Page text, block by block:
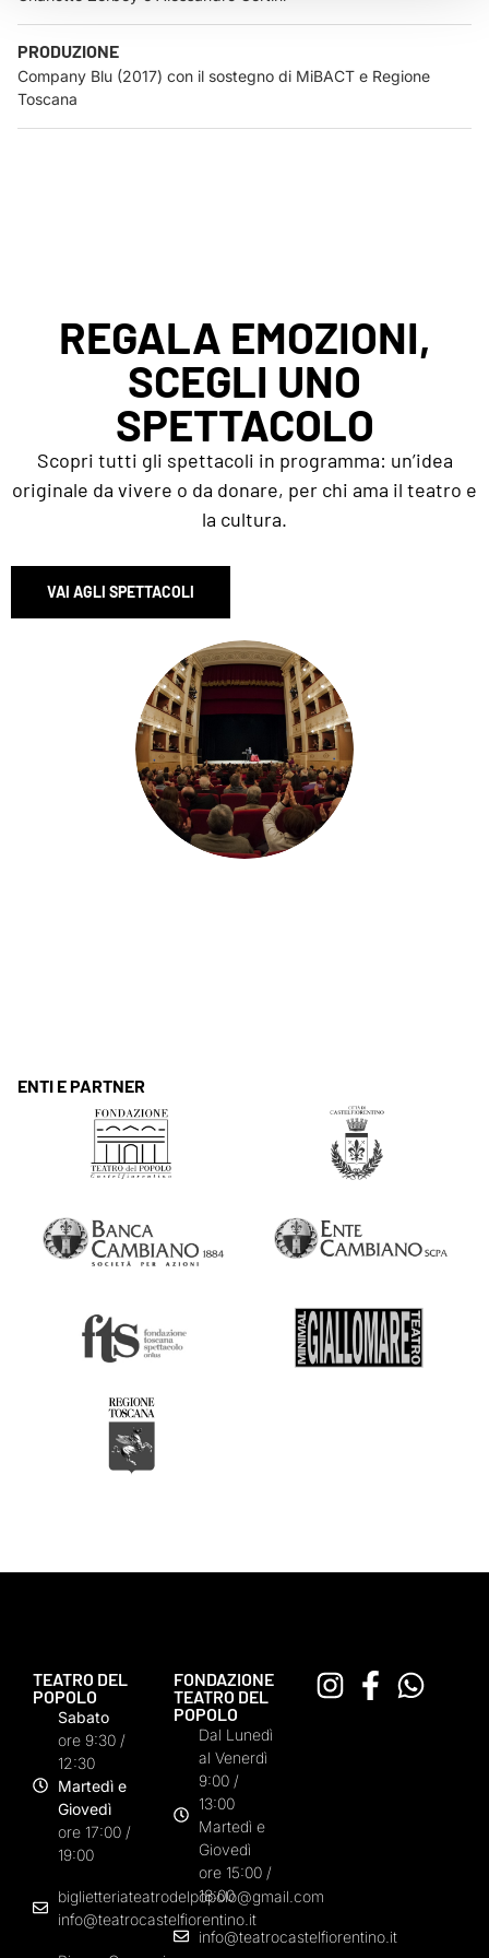
PRODUZIONE
Company Blu (2017) con il sostegno di MiBACT e Regione
Toscana
REGALA EMOZIONI,
SCEGLI UNO
SPETTACOLO
Scopri tutti gli spettacoli in programma: un’idea
originale da vivere o da donare, per chi ama il teatro e
la cultura.
VAI AGLI SPETTACOLI
ENTI E PARTNER
TEATRO DEL
POPOLO
Sabato
ore 9:30 /
12:30
Martedì e
Giovedì
ore 17:00 /
19:00
biglietteriateatrodelpopolo@gmail.com
info@teatrocastelfiorentino.it
FONDAZIONE
TEATRO DEL
POPOLO
Dal Lunedì
al Venerdì
9:00 /
13:00
Martedì e
Giovedì
ore 15:00 /
18:00
info@teatrocastelfiorentino.it